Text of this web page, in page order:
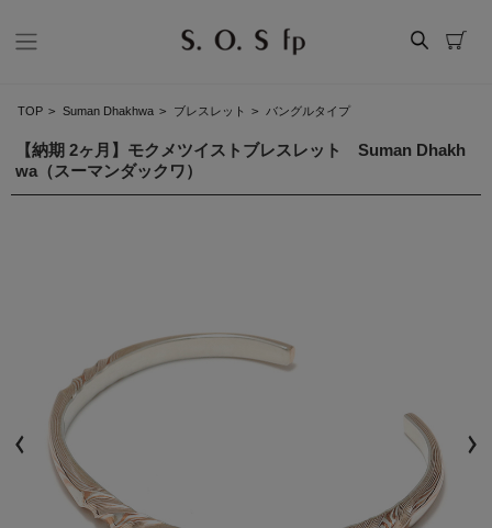
TOP > Suman Dhakhwa > ブレスレット > バングルタイプ
【納期 2ヶ月】モクメツイストブレスレット Suman Dhakh
wa（スーマンダックワ）